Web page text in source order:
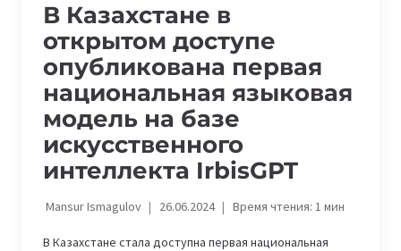
В Казахстане в
открытом доступе
опубликована первая
национальная языковая
модель на базе
искусственного
интеллекта IrbisGPT
Mansur Ismagulov 26.06.2024 Время чтения: 1мин
В Казахстане стала доступна первая национальная